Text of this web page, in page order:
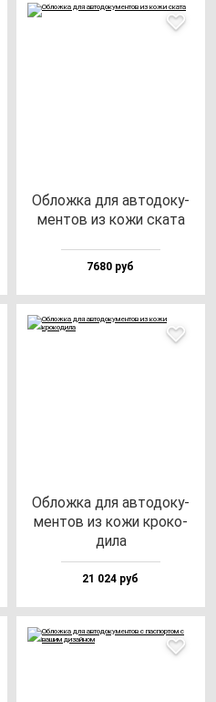
Облож­ка для ав­то­до­ку­
мен­тов из ко­жи ска­та
7680 руб
Облож­ка для ав­то­до­ку­
мен­тов из ко­жи кро­ко­
ди­ла
21 024 руб